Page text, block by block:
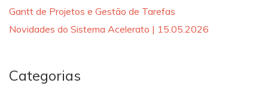
Gantt de Projetos e Gestão de Tarefas
Novidades do Sistema Acelerato | 15.05.2026
Categorias